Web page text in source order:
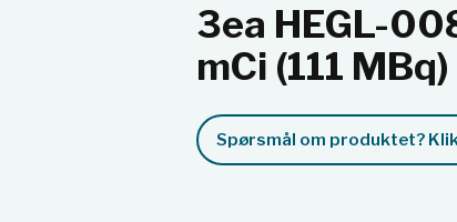
3ea HEGL-
mCi (111 MBq)
Spørsmål om produktet?